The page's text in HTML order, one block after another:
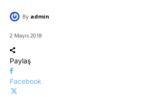
By admin
2 Mayıs 2018
Paylaş
Facebook